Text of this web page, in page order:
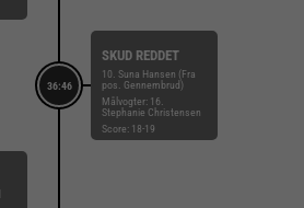
36:46
SKUD REDDET
10. Suna Hansen (Fra
pos. Gennembrud)
Målvogter: 16.
Stephanie Christensen
Score: 18-19